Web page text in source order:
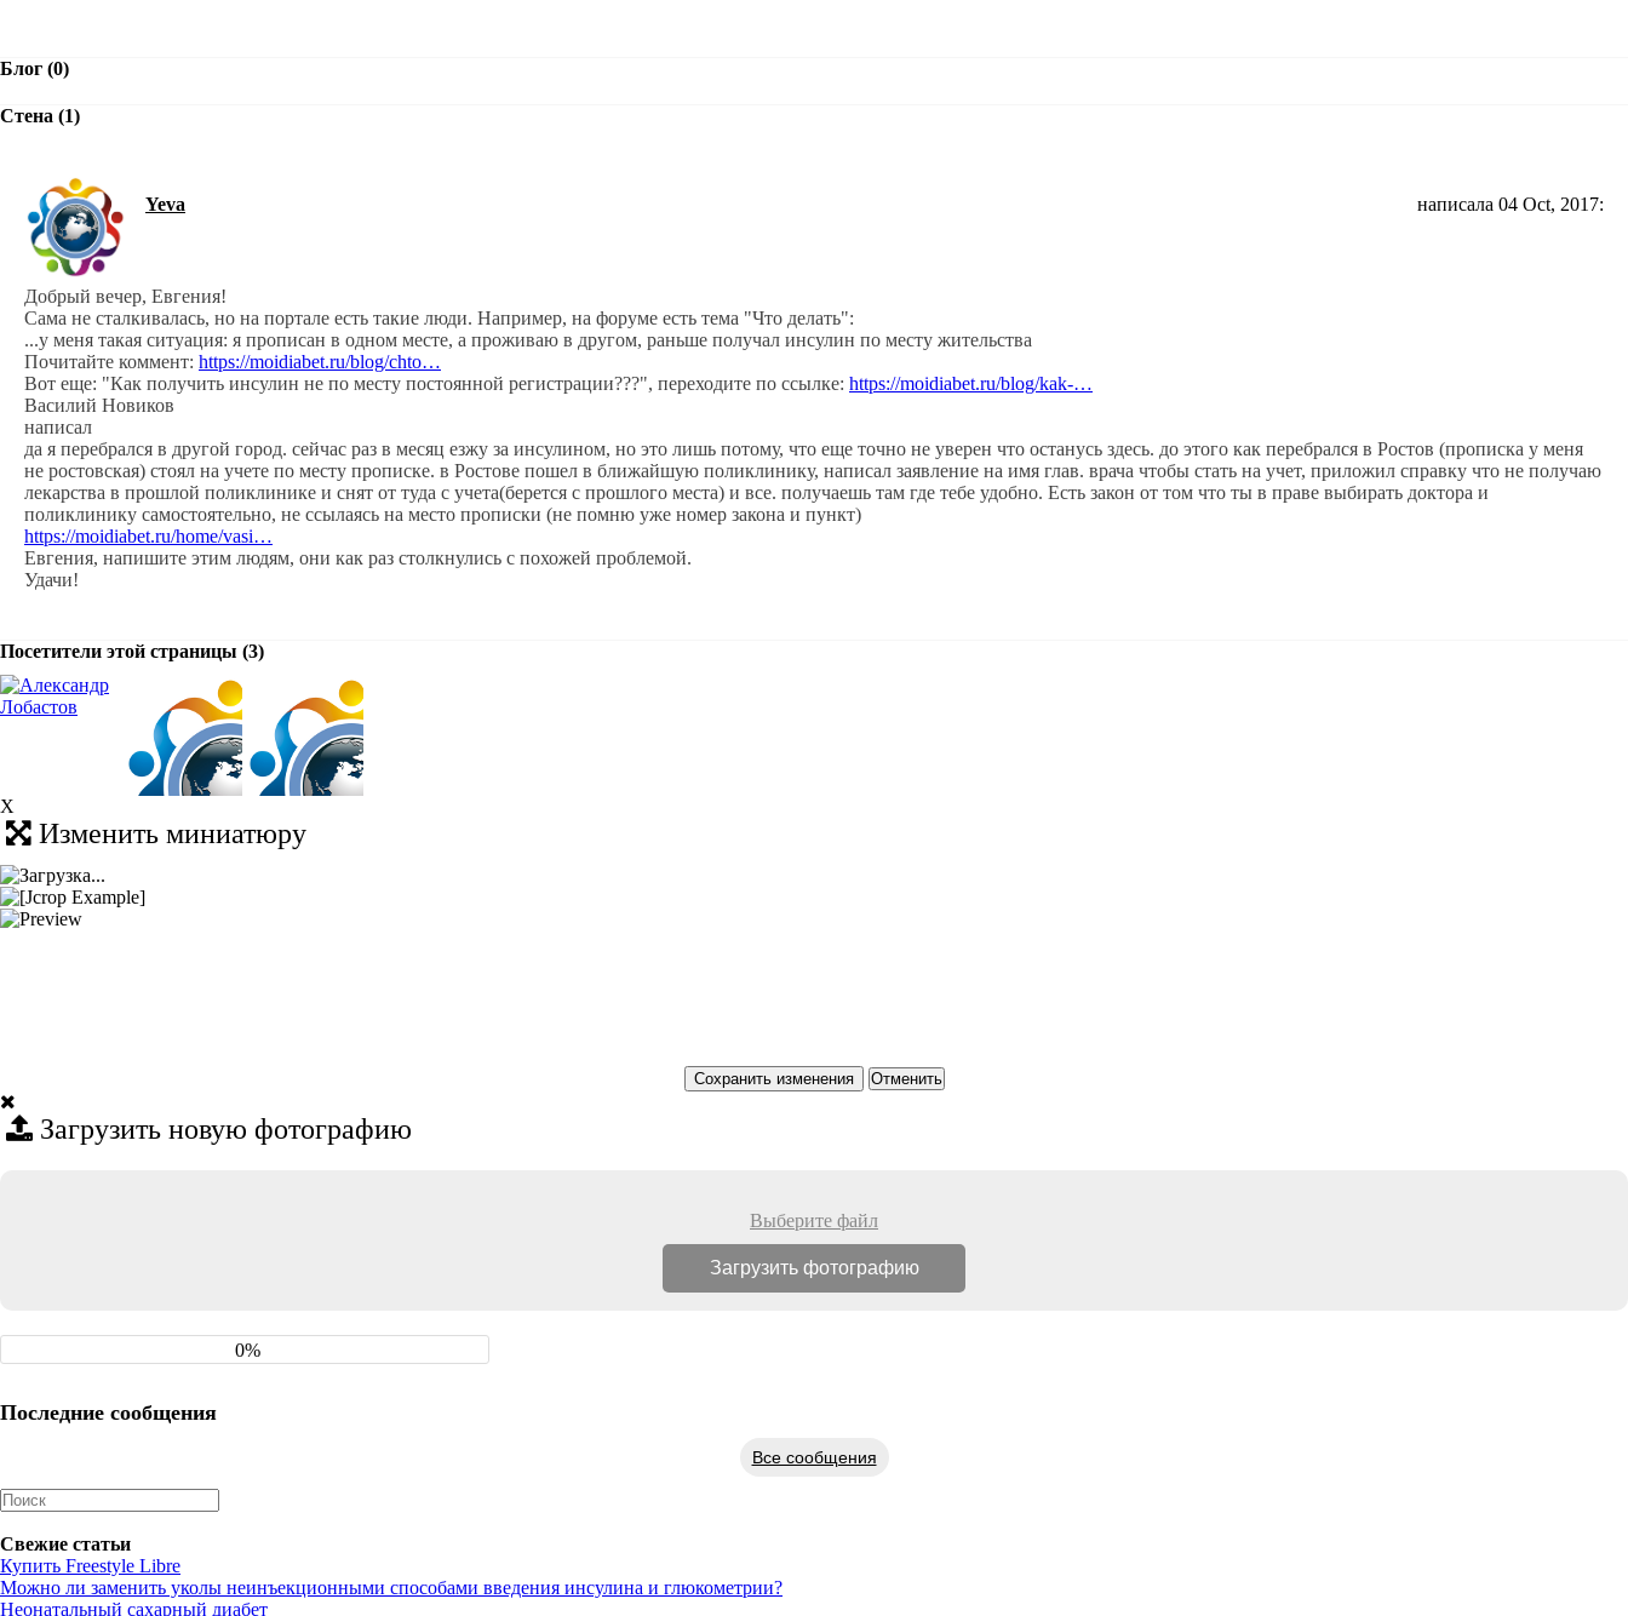
Блог (0)
Стена (1)
Yeva написала 04 Oct, 2017:
Добрый вечер, Евгения!
Сама не сталкивалась, но на портале есть такие люди. Например, на форуме есть тема "Что делать":
...у меня такая ситуация: я прописан в одном месте, а проживаю в другом, раньше получал инсулин по месту жительства
Почитайте коммент: https://moidiabet.ru/blog/chto…
Вот еще: "Как получить инсулин не по месту постоянной регистрации???", переходите по ссылке: https://moidiabet.ru/blog/kak-…
Василий Новиков
написал
да я перебрался в другой город. сейчас раз в месяц езжу за инсулином, но это лишь потому, что еще точно не уверен что останусь здесь. до этого как перебрался в Ростов (прописка у меня
не ростовская) стоял на учете по месту прописке. в Ростове пошел в ближайшую поликлинику, написал заявление на имя глав. врача чтобы стать на учет, приложил справку что не получаю
лекарства в прошлой поликлинике и снят от туда с учета(берется с прошлого места) и все. получаешь там где тебе удобно. Есть закон от том что ты в праве выбирать доктора и
поликлинику самостоятельно, не ссылаясь на место прописки (не помню уже номер закона и пункт)
https://moidiabet.ru/home/vasi…
Евгения, напишите этим людям, они как раз столкнулись с похожей проблемой.
Удачи!
Посетители этой страницы (3)
X
Изменить миниатюру
Сохранить изменения
Загрузить новую фотографию
Выберите файл
0%
Последние сообщения
Все сообщения
Свежие статьи
Купить Freestyle Libre
Можно ли заменить уколы неинъекционными способами введения инсулина и глюкометрии?
Неонатальный сахарный диабет